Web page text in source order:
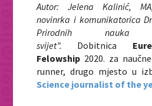
Autor: Jelena Kalinić,
novinrka i komunikatorica
Prirodnih
svijet”. Dobitnica
Felowship 2020. za
runner, drugo mjesto u
Science journalist of the